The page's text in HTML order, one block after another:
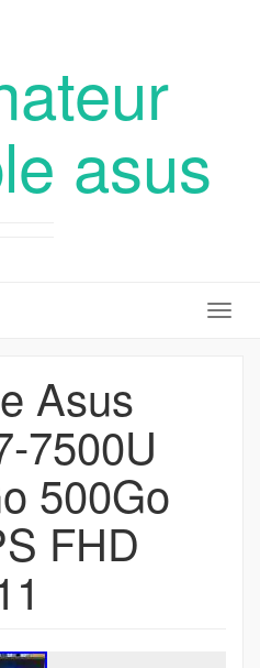
asus
Asus
7500U
500Go
FHD